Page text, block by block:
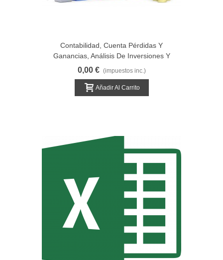
Contabilidad, Cuenta Pérdidas Y
Ganancias, Análisis De Inversiones Y
Financiación
0,00 € (impuestos inc.)
Añadir Al Carrito